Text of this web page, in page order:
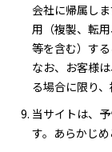
会社に帰属し
用（複製、転
等を含む）する
なお、お客様
る場合に限り、
当サイトは、
す。あらかじめ